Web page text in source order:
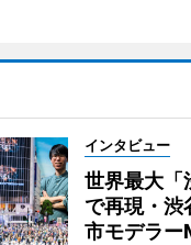
インタビュー
世界最大
で再現・
市モデラー